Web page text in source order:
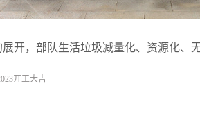
开，部队生活垃圾减量化、资源化、
开工大吉